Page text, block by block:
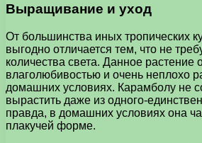
Выращивание и уход
От большинства иных тропических
выгодно отличается тем, что не
количества света. Данное растение
влаголюбивостью и очень неплохо
домашних условиях. Карамболу не
вырастить даже из одного-
правда, в домашних условиях она
плакучей форме.